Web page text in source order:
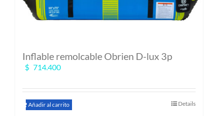
Inflable remolcable Obrien D-lux 3p
$ 714.400
Añadir al carrito Details